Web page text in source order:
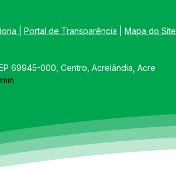
Portal de Transparência Mapa do Site
69945-000, Centro, Acrelândia, Acre